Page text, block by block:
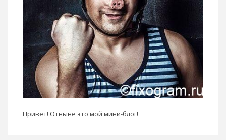
Привет! Отныне это мой мини-блог!